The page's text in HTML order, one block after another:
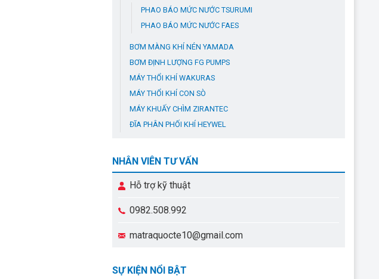
PHAO BÁO MỨC NƯỚC TSURUMI
PHAO BÁO MỨC NƯỚC FAES
BƠM MÀNG KHÍ NÉN YAMADA
BƠM ĐỊNH LƯỢNG FG PUMPS
MÁY THỔI KHÍ WAKURAS
MÁY THỔI KHÍ CON SÒ
MÁY KHUẤY CHÌM ZIRANTEC
ĐĨA PHÂN PHỐI KHÍ HEYWEL
NHÂN VIÊN TƯ VẤN
Hỗ trợ kỹ thuật
0982.508.992
matraquocte10@gmail.com
SỰ KIỆN NỔI BẬT